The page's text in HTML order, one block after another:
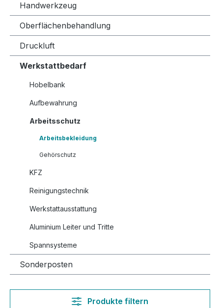
Handwerkzeug
Oberflächenbehandlung
Druckluft
Werkstattbedarf
Hobelbank
Aufbewahrung
Arbeitsschutz
Arbeitsbekleidung
Gehörschutz
KFZ
Reinigungstechnik
Werkstattausstattung
Aluminium Leiter und Tritte
Spannsysteme
Sonderposten
Produkte filtern